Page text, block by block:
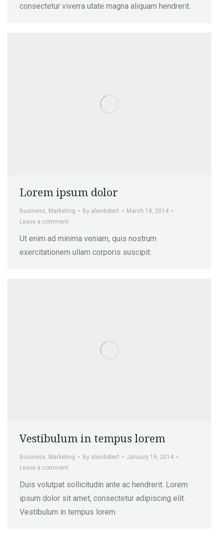
consectetur viverra utate magna aliquam hendrerit.
Lorem ipsum dolor
Business, Marketing By alexdobert
March 18, 2014
Leave a comment
Ut enim ad minima veniam, quis nostrum
exercitationem ullam corporis suscipit.
Vestibulum in tempus lorem
Business, Marketing By alexdobert
January 19, 2014
Leave a comment
Duis volutpat sollicitudin ante ac hendrerit. Lorem
ipsum dolor sit amet, consectetur adipiscing elit.
Vestibulum in tempus lorem.